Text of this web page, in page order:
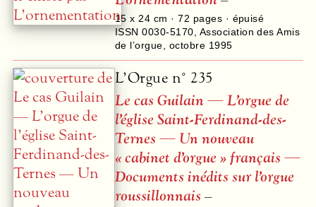
15 x 24 cm ·72 pages · épuisé
ISSN 0030-5170 Association des Amis
de l’orgue
octobre 1995
L’Orgue n° 235
Le cas Guilain — L’orgue de
l’église Saint-Ferdinand-des-
Ternes — Un nouveau
« cabinet d’orgue » français —
Documents inédits sur l’orgue
roussillonnais –